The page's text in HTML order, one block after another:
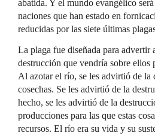
abatida. Y el mundo evangélico
naciones que han estado en
reducidas por las siete últimas
La plaga fue diseñada para advertir
destrucción que vendría sobre ellos
Al azotar el río, se les advirtió de la
cosechas. Se les advirtió de la
hecho, se les advirtió de la
producciones para las que estas
recursos. El río era su vida y su